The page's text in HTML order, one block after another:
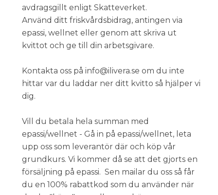
avdragsgillt enligt Skatteverket.
Använd ditt friskvårdsbidrag, antingen via
epassi, wellnet eller genom att skriva ut
kvittot och ge till din arbetsgivare.
Kontakta oss på info@ilivera.se om du inte
hittar var du laddar ner ditt kvitto så hjälper vi
dig.
Vill du betala hela summan med
epassi/wellnet - Gå in på epassi/wellnet, leta
upp oss som leverantör där och köp vår
grundkurs. Vi kommer då se att det gjorts en
försäljning på epassi. Sen mailar du oss så får
du en 100% rabattkod som du använder när